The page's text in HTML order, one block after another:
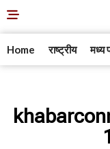
Home राष्ट्रीय मध्य